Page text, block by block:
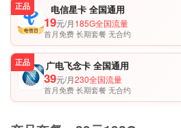
正品 电信星卡 全国通用
19元/月185G全国流量
首月免费 长期套餐 无合约
正品 广电飞念卡 全国通用
39元/月230全国流量
首月免费 长期套餐 无合约